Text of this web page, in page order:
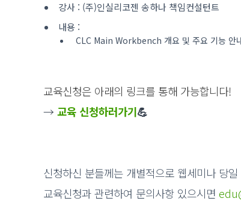
강사 : (주)인실리코젠 송하나 책임컨설턴트
내용 :
CLC Main Workbench 개요 및 주요 기능 안
교육신청은 아래의 링크를 통해 가능합니다!
→ 교육 신청하러가기💪
신청하신 분들께는 개별적으로 웹세미나 당
교육신청과 관련하여 문의사항 있으시면